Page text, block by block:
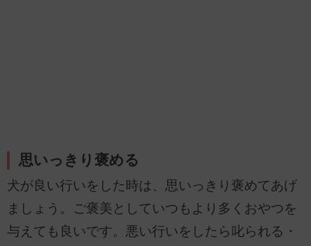
思いっきり褒める
犬が良い行いをした時は、思いっきり褒めてあげ
ましょう。ご褒美としていつもより多くおやつを
与えても良いです。悪い行いをしたら叱られる・